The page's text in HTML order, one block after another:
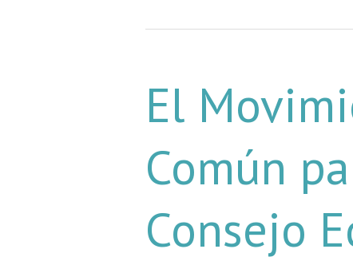
El
Común
Consejo
El
Movimiento
Cuidadores
de
Casa